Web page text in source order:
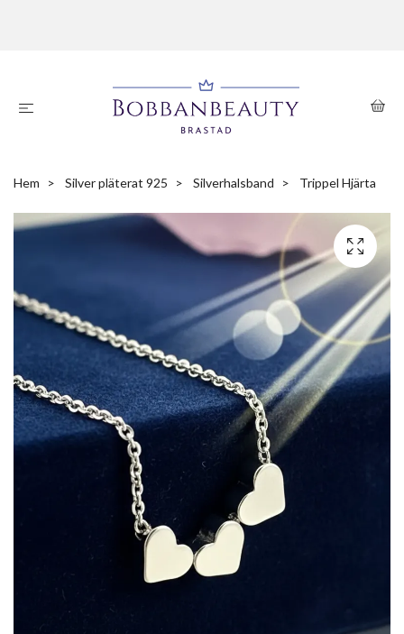
Hem Silver pläterat 925 Silverhalsband Trippel Hjärta